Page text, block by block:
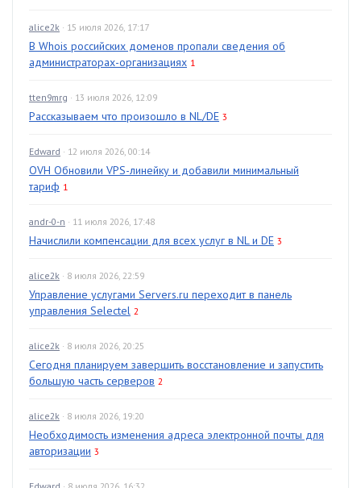
alice2k · 15 июля 2026, 17:17
В Whois российских доменов пропали сведения об
администраторах-организациях 1
tten9mrg · 13 июля 2026, 12:09
Рассказываем что произошло в NL/DE 3
Edward · 12 июля 2026, 00:14
OVH Обновили VPS-линейку и добавили минимальный
тариф 1
andr-0-n · 11 июля 2026, 17:48
Начислили компенсации для всех услуг в NL и DE 3
alice2k · 8 июля 2026, 22:59
Управление услугами Servers.ru переходит в панель
управления Selectel 2
alice2k · 8 июля 2026, 20:25
Сегодня планируем завершить восстановление и запустить
большую часть серверов 2
alice2k · 8 июля 2026, 19:20
Необходимость изменения адреса электронной почты для
авторизации 3